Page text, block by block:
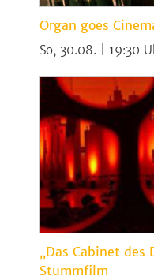
Organ goes
So, 30.08. | 19:30
„Das Cabinet des
Stummfilm